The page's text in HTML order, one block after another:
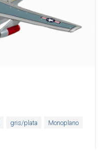
gris/plata
Monoplano